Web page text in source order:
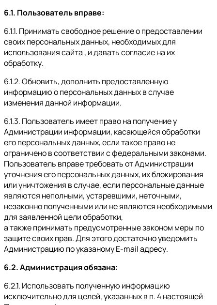
6.1. Пользователь вправе:
6.1.1. Принимать свободное решение о предоставлении
своих персональных данных, необходимых для
использования сайта , и давать согласие на их
обработку.
6.1.2. Обновить, дополнить предоставленную
информацию о персональных данных в случае
изменения данной информации.
6.1.3. Пользователь имеет право на получение у
Администрации информации, касающейся обработки
его персональных данных, если такое право не
ограничено в соответствии с федеральными законами.
Пользователь вправе требовать от Администрации
уточнения его персональных данных, их блокирования
или уничтожения в случае, если персональные данные
являются неполными, устаревшими, неточными,
незаконно полученными или не являются необходимыми
для заявленной цели обработки,
а также принимать предусмотренные законом меры по
защите своих прав. Для этого достаточно уведомить
Администрацию по указаному E-mail адресу.
6.2. Администрация обязана:
6.2.1. Использовать полученную информацию
исключительно для целей, указанных в п. 4 настоящей